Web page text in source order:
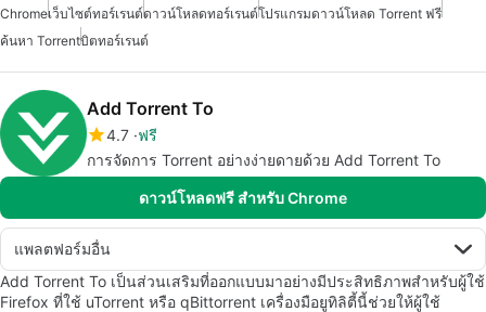
Chromeเว็บไซต์ทอร์เรนต์ดาวน์โหลดทอร์เรนต์โปรแกรมดาวน์โหลด Torrent ฟรี
ค้นหา Torrentบิตทอร์เรนต์
Add Torrent To
4.7 ฟรี
การจัดการ Torrent อย่างง่ายดายด้วย Add Torrent To
ดาวน์โหลดฟรี สำหรับ Chrome
แพลตฟอร์มอื่น
Add Torrent To เป็นส่วนเสริมที่ออกแบบมาอย่างมีประสิทธิภาพสำหรับผู้ใช้
Firefox ที่ใช้ uTorrent หรือ qBittorrent เครื่องมือยูทิลิตี้นี้ช่วยให้ผู้ใช้